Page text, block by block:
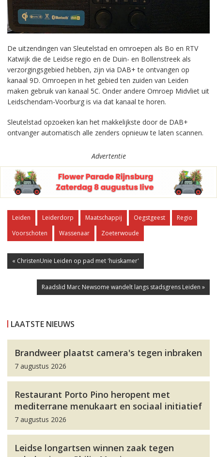
De uitzendingen van Sleutelstad en omroepen als Bo en RTV
Katwijk die de Leidse regio en de Duin- en Bollenstreek als
verzorgingsgebied hebben, zijn via DAB+ te ontvangen op
kanaal 9D. Omroepen in het gebied ten zuiden van Leiden
maken gebruik van kanaal 5C. Onder andere Omroep Midvliet uit
Leidschendam-Voorburg is via dat kanaal te horen.
Sleutelstad opzoeken kan het makkelijkste door de DAB+
ontvanger automatisch alle zenders opnieuw te laten scannen.
Advertentie
Leiden Leiderdorp Maatschappij Oegstgeest
Regio
Voorschoten
Wassenaar Zoeterwoude
« ChristenUnie Leiden op pad met 'huiskamer'
Raadslid Marc Newsome wandelt langs stadsgrens Leiden »
LAATSTE NIEUWS
Brandweer plaatst camera's tegen inbraken
7 augustus 2026
Restaurant Porto Pino heropent met
mediterrane menukaart en sociaal initiatief
7 augustus 2026
Leidse longartsen winnen zaak tegen